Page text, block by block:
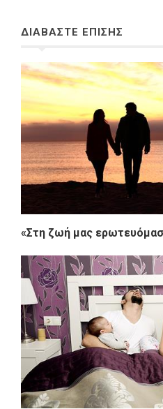
ΔΙΑΒΑΣΤΕ ΕΠΙΣΗΣ
«Στη ζωή μας